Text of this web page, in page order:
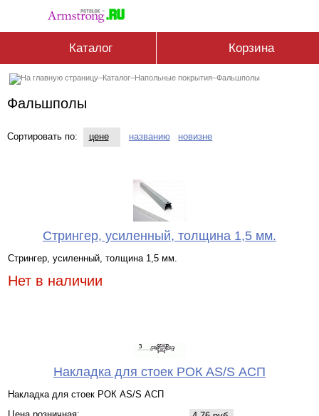
Каталог Корзина
–Каталог–Напольные покрытия–Фальшполы
Фальшполы
Сортировать по: цене названию новизне
Стрингер, усиленный, толщина 1,5 мм.
Стрингер, усиленный, толщина 1,5 мм.
Нет в наличии
Накладка для стоек РОК AS/S АСП
Накладка для стоек РОК AS/S АСП